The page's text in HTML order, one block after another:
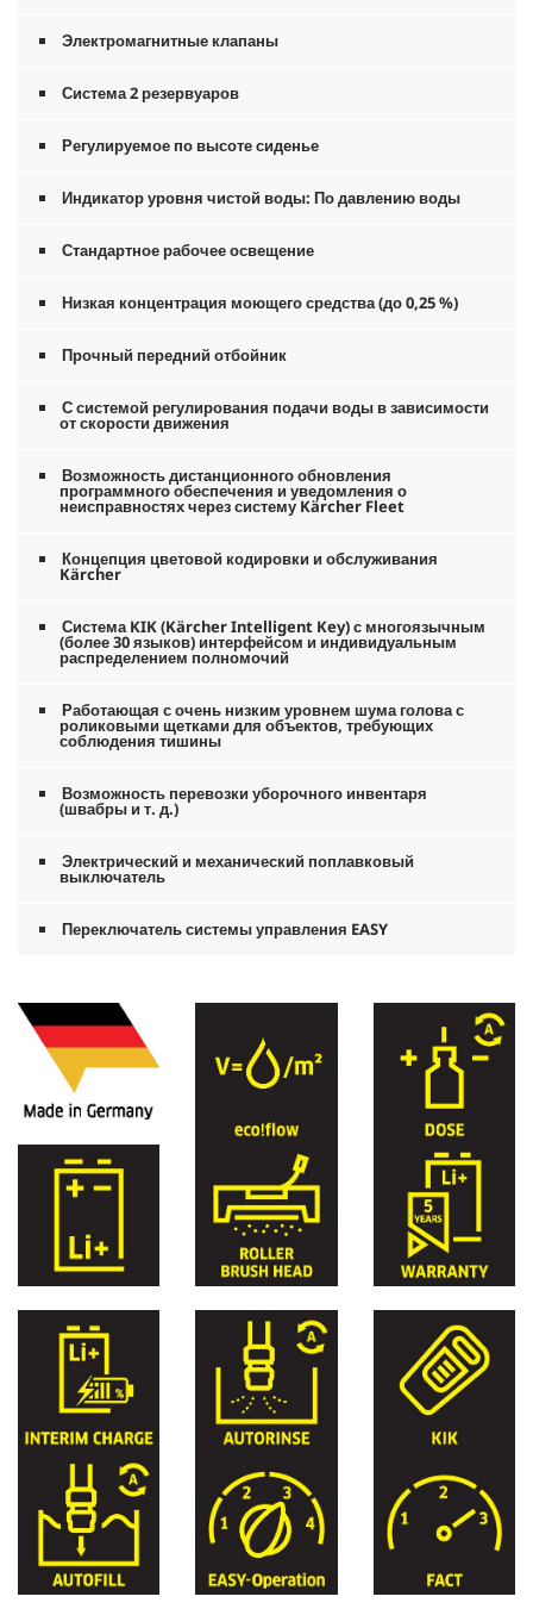
Электромагнитные клапаны
Система 2 резервуаров
Регулируемое по высоте сиденье
Индикатор уровня чистой воды: По давлению воды
Стандартное рабочее освещение
Низкая концентрация моющего средства (до 0,25 %)
Прочный передний отбойник
С системой регулирования подачи воды в зависимости
от скорости движения
Возможность дистанционного обновления
программного обеспечения и уведомления о
неисправностях через систему Kärcher Fleet
Концепция цветовой кодировки и обслуживания
Kärcher
Система KIK (Kärcher Intelligent Key) с многоязычным
(более 30 языков) интерфейсом и индивидуальным
распределением полномочий
Работающая с очень низким уровнем шума голова с
роликовыми щетками для объектов, требующих
соблюдения тишины
Возможность перевозки уборочного инвентаря
(швабры и т. д.)
Электрический и механический поплавковый
выключатель
Переключатель системы управления EASY